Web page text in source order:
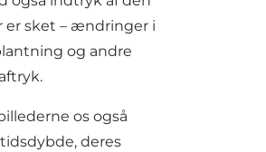
er sket – ændringer i
og andre
os også
deres